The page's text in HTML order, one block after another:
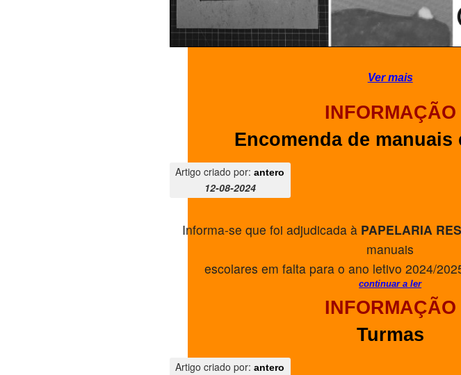
Ver mais
INFORMAÇÃO
Encomenda de manuais
Artigo criado por:antero
12-08-2024
Informa-se que foi adjudicada à PAPELARIA
manuais
escolares em falta para o ano letivo 2024/
continuar a ler
INFORMAÇÃO
Turmas
Artigo criado por:antero